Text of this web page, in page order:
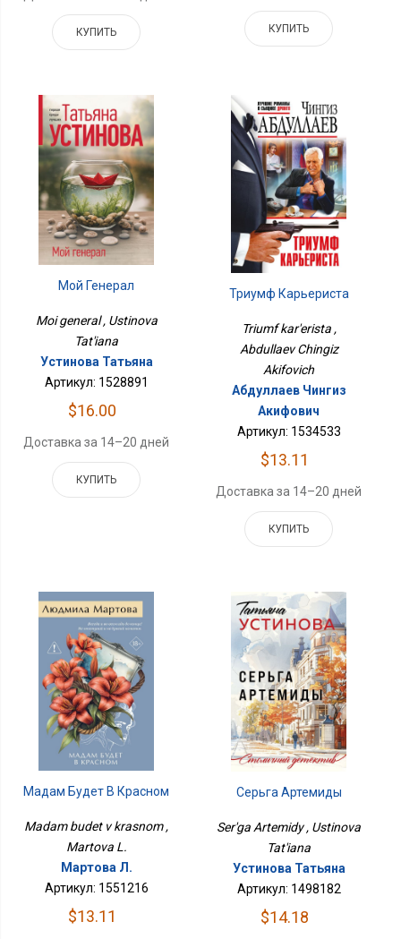
КУПИТЬ КУПИТЬ
Мой Генерал
Moi general , Ustinova
Tat'iana
Устинова Татьяна
Артикул: 1528891
$16.00
Доставка за 14–20 дней
КУПИТЬ
Триумф Карьериста
Triumf kar'erista ,
Abdullaev Chingiz
Akifovich
Абдуллаев Чингиз
Акифович
Артикул: 1534533
$13.11
Доставка за 14–20 дней
КУПИТЬ
Мадам Будет В Красном
Madam budet v krasnom ,
Martova L.
Мартова Л.
Артикул: 1551216
$13.11
Серьга Артемиды
Ser'ga Artemidy , Ustinova
Tat'iana
Устинова Татьяна
Артикул: 1498182
$14.18